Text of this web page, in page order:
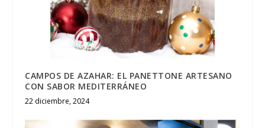
CAMPOS DE AZAHAR: EL PANETTONE ARTESANO
CON SABOR MEDITERRÁNEO
22 diciembre, 2024